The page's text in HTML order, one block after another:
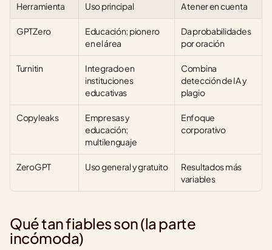
Herramienta Uso principal A tener en cuenta
GPTZero
Educación; pionero
en el área
Da probabilidades
por oración
Turnitin
Integrado en
instituciones
educativas
Combina
detección de IA y
plagio
Copyleaks
Empresas y
educación;
multilenguaje
Enfoque
corporativo
ZeroGPT Uso general y gratuito
Resultados más
variables
Qué tan fiables son (la parte
incómoda)